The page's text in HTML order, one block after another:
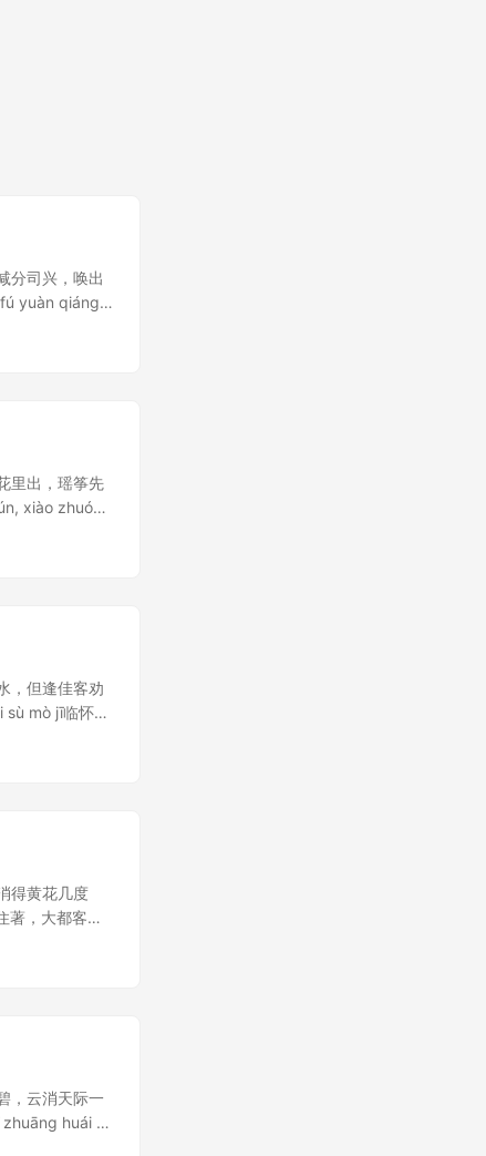
分司兴，唤出
yuàn qiáng,
chū hón
里出，瑶筝先
xiào zhuó
xiàng
，但逢佳客劝
sù mò jī临怀素
柏间。yù
得黄花几度
，大都客里
得� 分类 九日
，云消天际一
zhuāng huái dì
临，短杖扶持